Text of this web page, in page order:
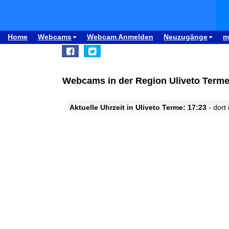
Home Webcams Webcam Anmelden Neuzugänge
Webcams in der Region Uliveto
Aktuelle Uhrzeit in Uliveto Terme: 17:23 - dort